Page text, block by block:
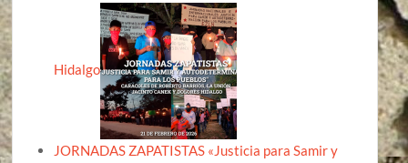
Hidalgo
JORNADAS ZAPATISTAS «Justicia para Samir y